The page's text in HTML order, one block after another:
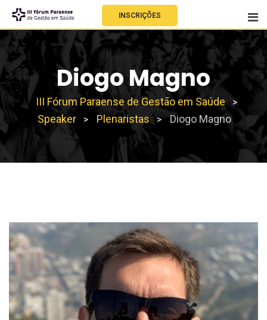
INSCRIÇÕES
Diogo Magno
III Fórum Paraense de Gestão em Saúde >
Speaker > Plenaristas > Diogo Magno